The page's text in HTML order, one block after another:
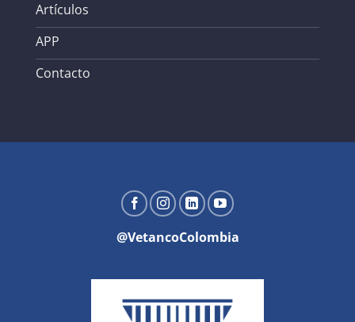
Artículos
APP
Contacto
@VetancoColombia